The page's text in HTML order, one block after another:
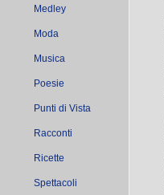
Medley
Moda
Musica
Poesie
Punti di Vista
Racconti
Ricette
Spettacoli